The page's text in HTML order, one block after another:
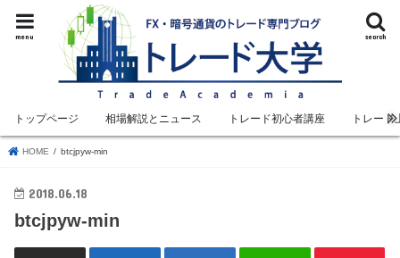
search
menu
トップページ 相場解説とニュース トレード初心者講座 トレード
HOME btcjpyw-min
2018.06.18
btcjpyw-min